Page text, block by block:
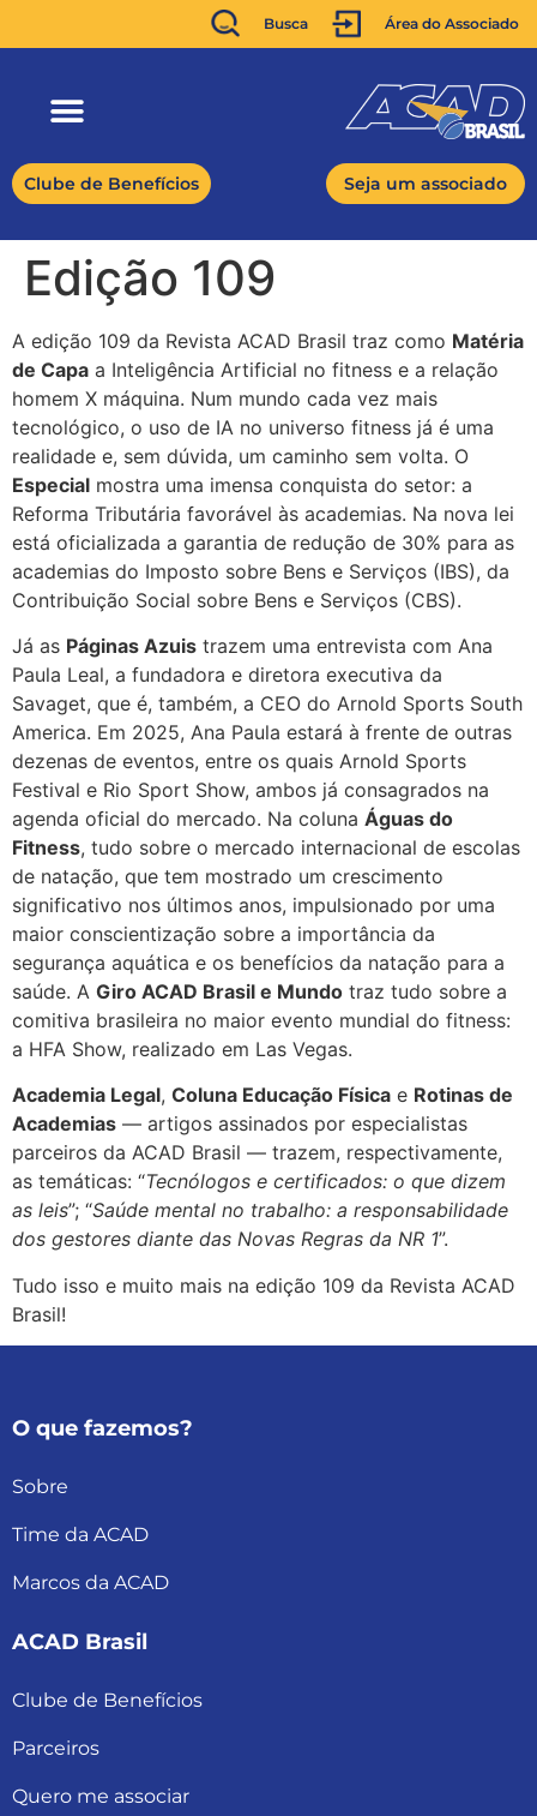
Busca Área do Associado
Clube de Benefícios Seja um associado
Edição 109
A edição 109 da Revista ACAD Brasil traz como Matéria
de Capa a Inteligência Artificial no fitness e a relação
homem X máquina. Num mundo cada vez mais
tecnológico, o uso de IA no universo fitness já é uma
realidade e, sem dúvida, um caminho sem volta. O
Especial mostra uma imensa conquista do setor: a
Reforma Tributária favorável às academias. Na nova lei
está oficializada a garantia de redução de 30% para as
academias do Imposto sobre Bens e Serviços (IBS), da
Contribuição Social sobre Bens e Serviços (CBS).
Já as Páginas Azuis trazem uma entrevista com Ana
Paula Leal, a fundadora e diretora executiva da
Savaget, que é, também, a CEO do Arnold Sports South
America. Em 2025, Ana Paula estará à frente de outras
dezenas de eventos, entre os quais Arnold Sports
Festival e Rio Sport Show, ambos já consagrados na
agenda oficial do mercado. Na coluna Águas do
Fitness, tudo sobre o mercado internacional de escolas
de natação, que tem mostrado um crescimento
significativo nos últimos anos, impulsionado por uma
maior conscientização sobre a importância da
segurança aquática e os benefícios da natação para a
saúde. A Giro ACAD Brasil e Mundo traz tudo sobre a
comitiva brasileira no maior evento mundial do fitness:
a HFA Show, realizado em Las Vegas.
Academia Legal, Coluna Educação Física e Rotinas de
Academias — artigos assinados por especialistas
parceiros da ACAD Brasil — trazem, respectivamente,
as temáticas: “Tecnólogos e certificados: o que dizem
as leis”; “Saúde mental no trabalho: a responsabilidade
dos gestores diante das Novas Regras da NR 1”.
Tudo isso e muito mais na edição 109 da Revista ACAD
Brasil!
O que fazemos?
Sobre
Time da ACAD
Marcos da ACAD
ACAD Brasil
Clube de Benefícios
Parceiros
Quero me associar